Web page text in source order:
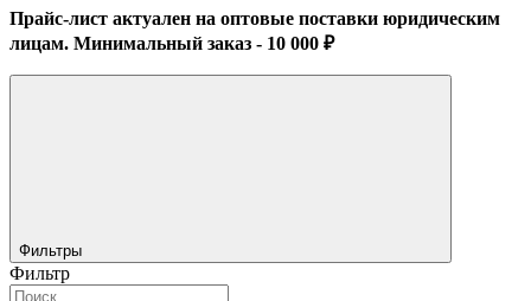
Прайс-лист актуален на оптовые поставки юридическим
лицам. Минимальный заказ - 10 000 ₽
Фильтры
Фильтр